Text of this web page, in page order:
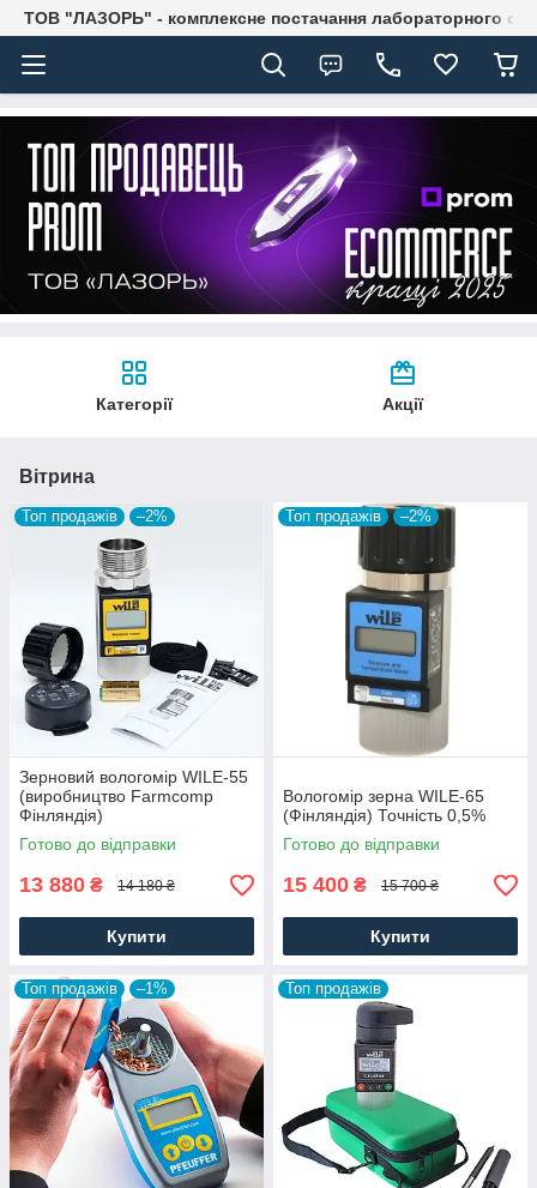
ТОВ "ЛАЗОРЬ" - комплексне постачання лабораторного
Категорії Акції
Вітрина
Топ продажів –2%
Зерновий вологомір WILE-55
(виробництво Farmcomp
Фінляндія)
Готово до відправки
13 880 ₴ 14 180 ₴
Купити
Топ продажів –2%
Вологомір зерна WILE-65
(Фінляндія) Точність 0,5%
Готово до відправки
15 400 ₴ 15 700 ₴
Купити
Топ продажів –1% Топ продажів